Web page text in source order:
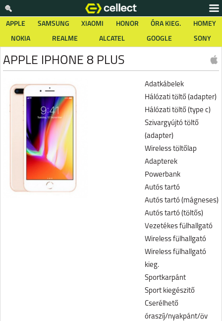
APPLE SAMSUNG XIAOMI HONOR ÓRA KIEG.
HOMEY
NOKIA
REALME ALCATEL GOOGLE SONY
APPLE IPHONE 8 PLUS
Adatkábelek
Hálózati töltő (adapter)
Hálózati töltő (type c)
Szivargyújtó töltő
(adapter)
Wireless töltőlap
Adapterek
Powerbank
Autós tartó
Autós tartó (mágneses)
Autós tartó (töltős)
Vezetékes fülhallgató
Wireless fülhallgató
Wireless fülhallgató
kieg.
Sportkarpánt
Sport kiegészitő
Cserélhető
óraszíj/nyakpánt/öv